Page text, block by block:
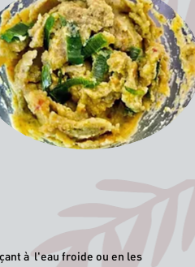
à l'eau froide ou en les